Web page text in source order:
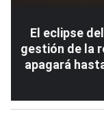
El eclipse
gestión de la
apagará